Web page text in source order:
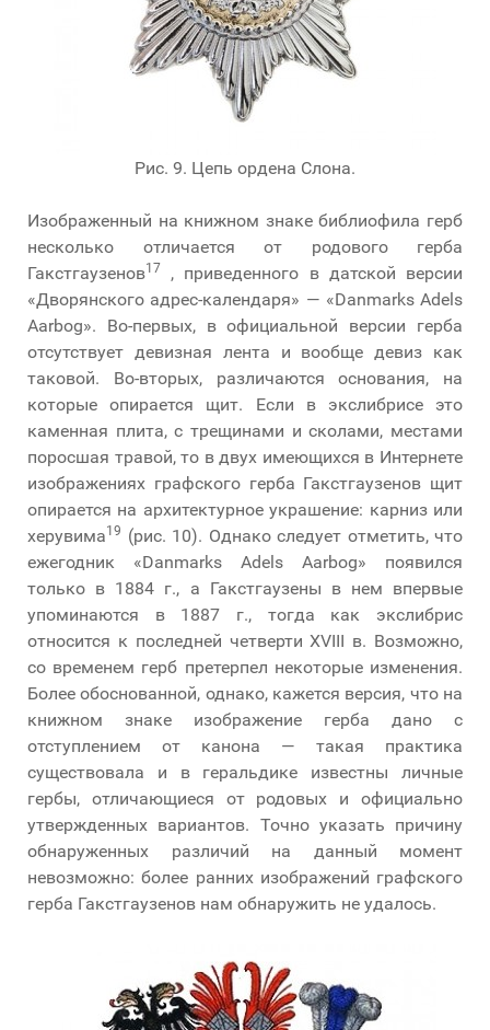
Рис. 9. Цепь ордена Слона.
Изображенный на книжном знаке библиофила герб
несколько отличается от родового герба
Гакстгаузенов17
, приведенного в датской версии
«Дворянского адрес-календаря» — «Danmarks Adels
Aarbog». Во-первых, в официальной версии герба
отсутствует девизная лента и вообще девиз как
таковой. Во-вторых, различаются основания, на
которые опирается щит. Если в экслибрисе это
каменная плита, с трещинами и сколами, местами
поросшая травой, то в двух имеющихся в Интернете
изображениях графского герба Гакстгаузенов щит
опирается на архитектурное украшение: карниз или
херувима19 (рис. 10). Однако следует отметить, что
ежегодник «Danmarks Adels Aarbog» появился
только в 1884 г., а Гакстгаузены в нем впервые
упоминаются в 1887 г., тогда как экслибрис
относится к последней четверти XVIII в. Возможно,
со временем герб претерпел некоторые изменения.
Более обоснованной, однако, кажется версия, что на
книжном знаке изображение герба дано с
отступлением от канона — такая практика
существовала и в геральдике известны личные
гербы, отличающиеся от родовых и официально
утвержденных вариантов. Точно указать причину
обнаруженных различий на данный момент
невозможно: более ранних изображений графского
герба Гакстгаузенов нам обнаружить не удалось.